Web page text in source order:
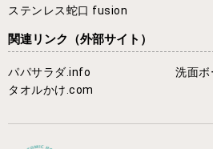
ステンレス蛇口 fusion
関連リンク （外部サイト）
パパサラダ.info
洗面
タオルかけ.com